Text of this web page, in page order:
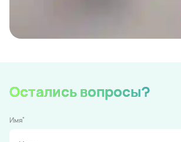
Остались вопросы?
Имя*